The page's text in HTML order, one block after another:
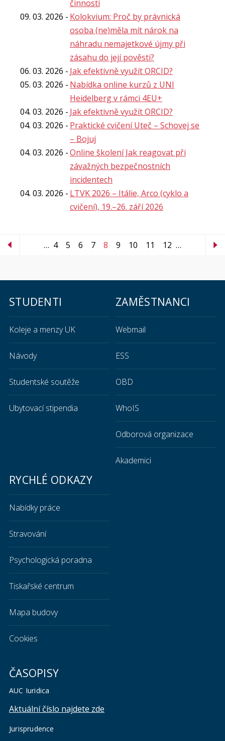
činnosti
09. 03. 2026
Kolokvium: Proč by právnická
osoba (ne)měla mít nárok na
náhradu nemajetkové újmy při
zásahu do její pověsti?
06. 03. 2026
Jak efektivně využít ORCID?
05. 03. 2026
Nabídka online kurzů z UNI
Heidelberg v rámci 4EU+
04. 03. 2026
Jak efektivně využít ORCID?
04. 03. 2026
Praktické cvičení Uteč – Schovej se
– Bojuj
04. 03. 2026
Online školení Jak reagovat při
závažných bezpečnostních
incidentech
04. 03. 2026
LTVK 2026 – Itálie, Arco (cyklo a
cvičení), 19.–26. září 2026
… 4 5 6 7 8 9 10 11 12 …
STUDENTI
Koleje a menzy UK
Návody
Studentské soutěže
Ubytovací stipendia
ZAMĚSTNANCI
Webmail
ESS
OBD
WhoIS
Odborová organizace
Akademici
RYCHLÉ ODKAZY
Nabídky práce
Stravování
Psychologická poradna
Tiskařské centrum
Mapa budovy
Cookies
ČASOPISY
AUC Iuridica
Aktuální číslo najdete zde
Jurisprudence